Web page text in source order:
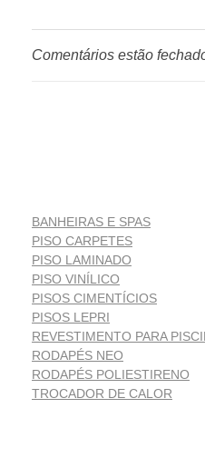
Comentários estão
BANHEIRAS E SPAS
PISO CARPETES
PISO LAMINADO
PISO VINÍLICO
PISOS CIMENTÍCIOS
PISOS LEPRI
REVESTIMENTO PARA
RODAPÉS NEO
RODAPÉS POLIESTIRENO
TROCADOR DE CALOR